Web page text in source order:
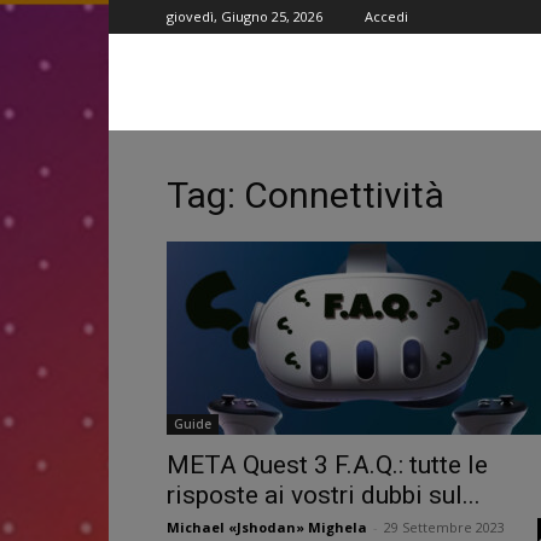
giovedì, Giugno 25, 2026 Accedi
Tag: Connettività
Guide
META Quest 3 F.A.Q.: tutte le
risposte ai vostri dubbi sul...
Michael «Jshodan» Mighela 29 Settembre 2023